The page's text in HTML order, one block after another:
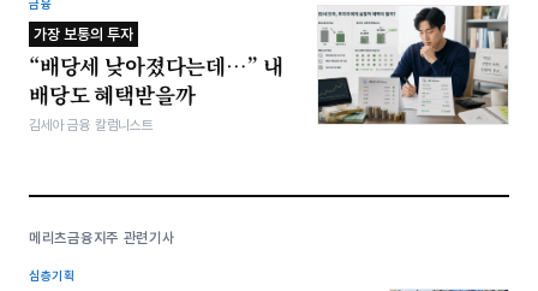
금융
가장 보통의 투자
“배당세 낮아졌다는데…” 내
배당도 혜택받을까
김세아 금융 칼럼니스트
메리츠금융지주 관련기사
심층기획